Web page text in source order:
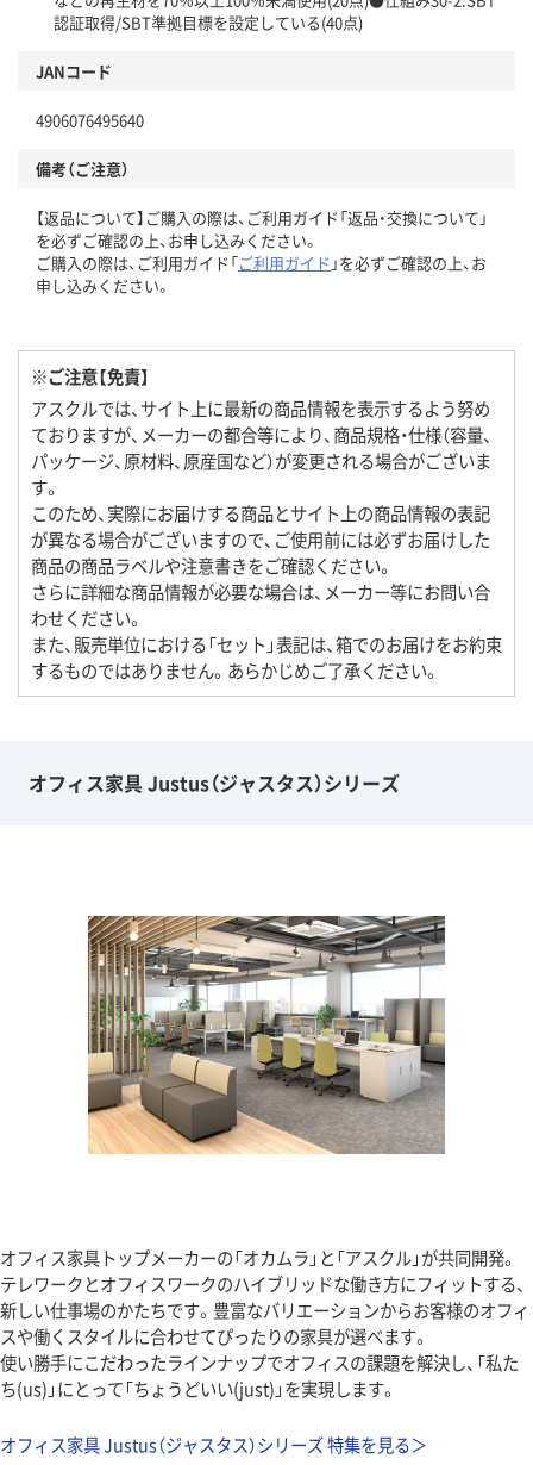
認証取得/SBT準拠目標を設定している(40点)
JANコード
4906076495640
備考（ご注意）
【返品について】ご購入の際は、ご利用ガイド「返品・交換について」
を必ずご確認の上、お申し込みください。
ご購入の際は、ご利用ガイド「ご利用ガイド 」を必ずご確認の上、お
申し込みください。
※ご注意【免責】
アスクルでは、サイト上に最新の商品情報を表示するよう努め
ておりますが、メーカーの都合等により、商品規格・仕様（容量、
パッケージ、原材料、原産国など）が変更される場合がございま
す。
このため、実際にお届けする商品とサイト上の商品情報の表記
が異なる場合がございますので、ご使用前には必ずお届けした
商品の商品ラベルや注意書きをご確認ください。
さらに詳細な商品情報が必要な場合は、メーカー等にお問い合
わせください。
また、販売単位における「セット」表記は、箱でのお届けをお約束
するものではありません。あらかじめご了承ください。
オフィス家具 Justus（ジャスタス）シリーズ
オフィス家具トップメーカーの「オカムラ」と「アスクル」が共同開発。
テレワークとオフィスワークのハイブリッドな働き方にフィットする、
新しい仕事場のかたちです。豊富なバリエーションからお客様のオフィ
スや働くスタイルに合わせてぴったりの家具が選べます。
使い勝手にこだわったラインナップでオフィスの課題を解決し、「私た
ち(us)」にとって「ちょうどいい(just)」を実現します。
オフィス家具 Justus（ジャスタス）シリーズ 特集を見る＞